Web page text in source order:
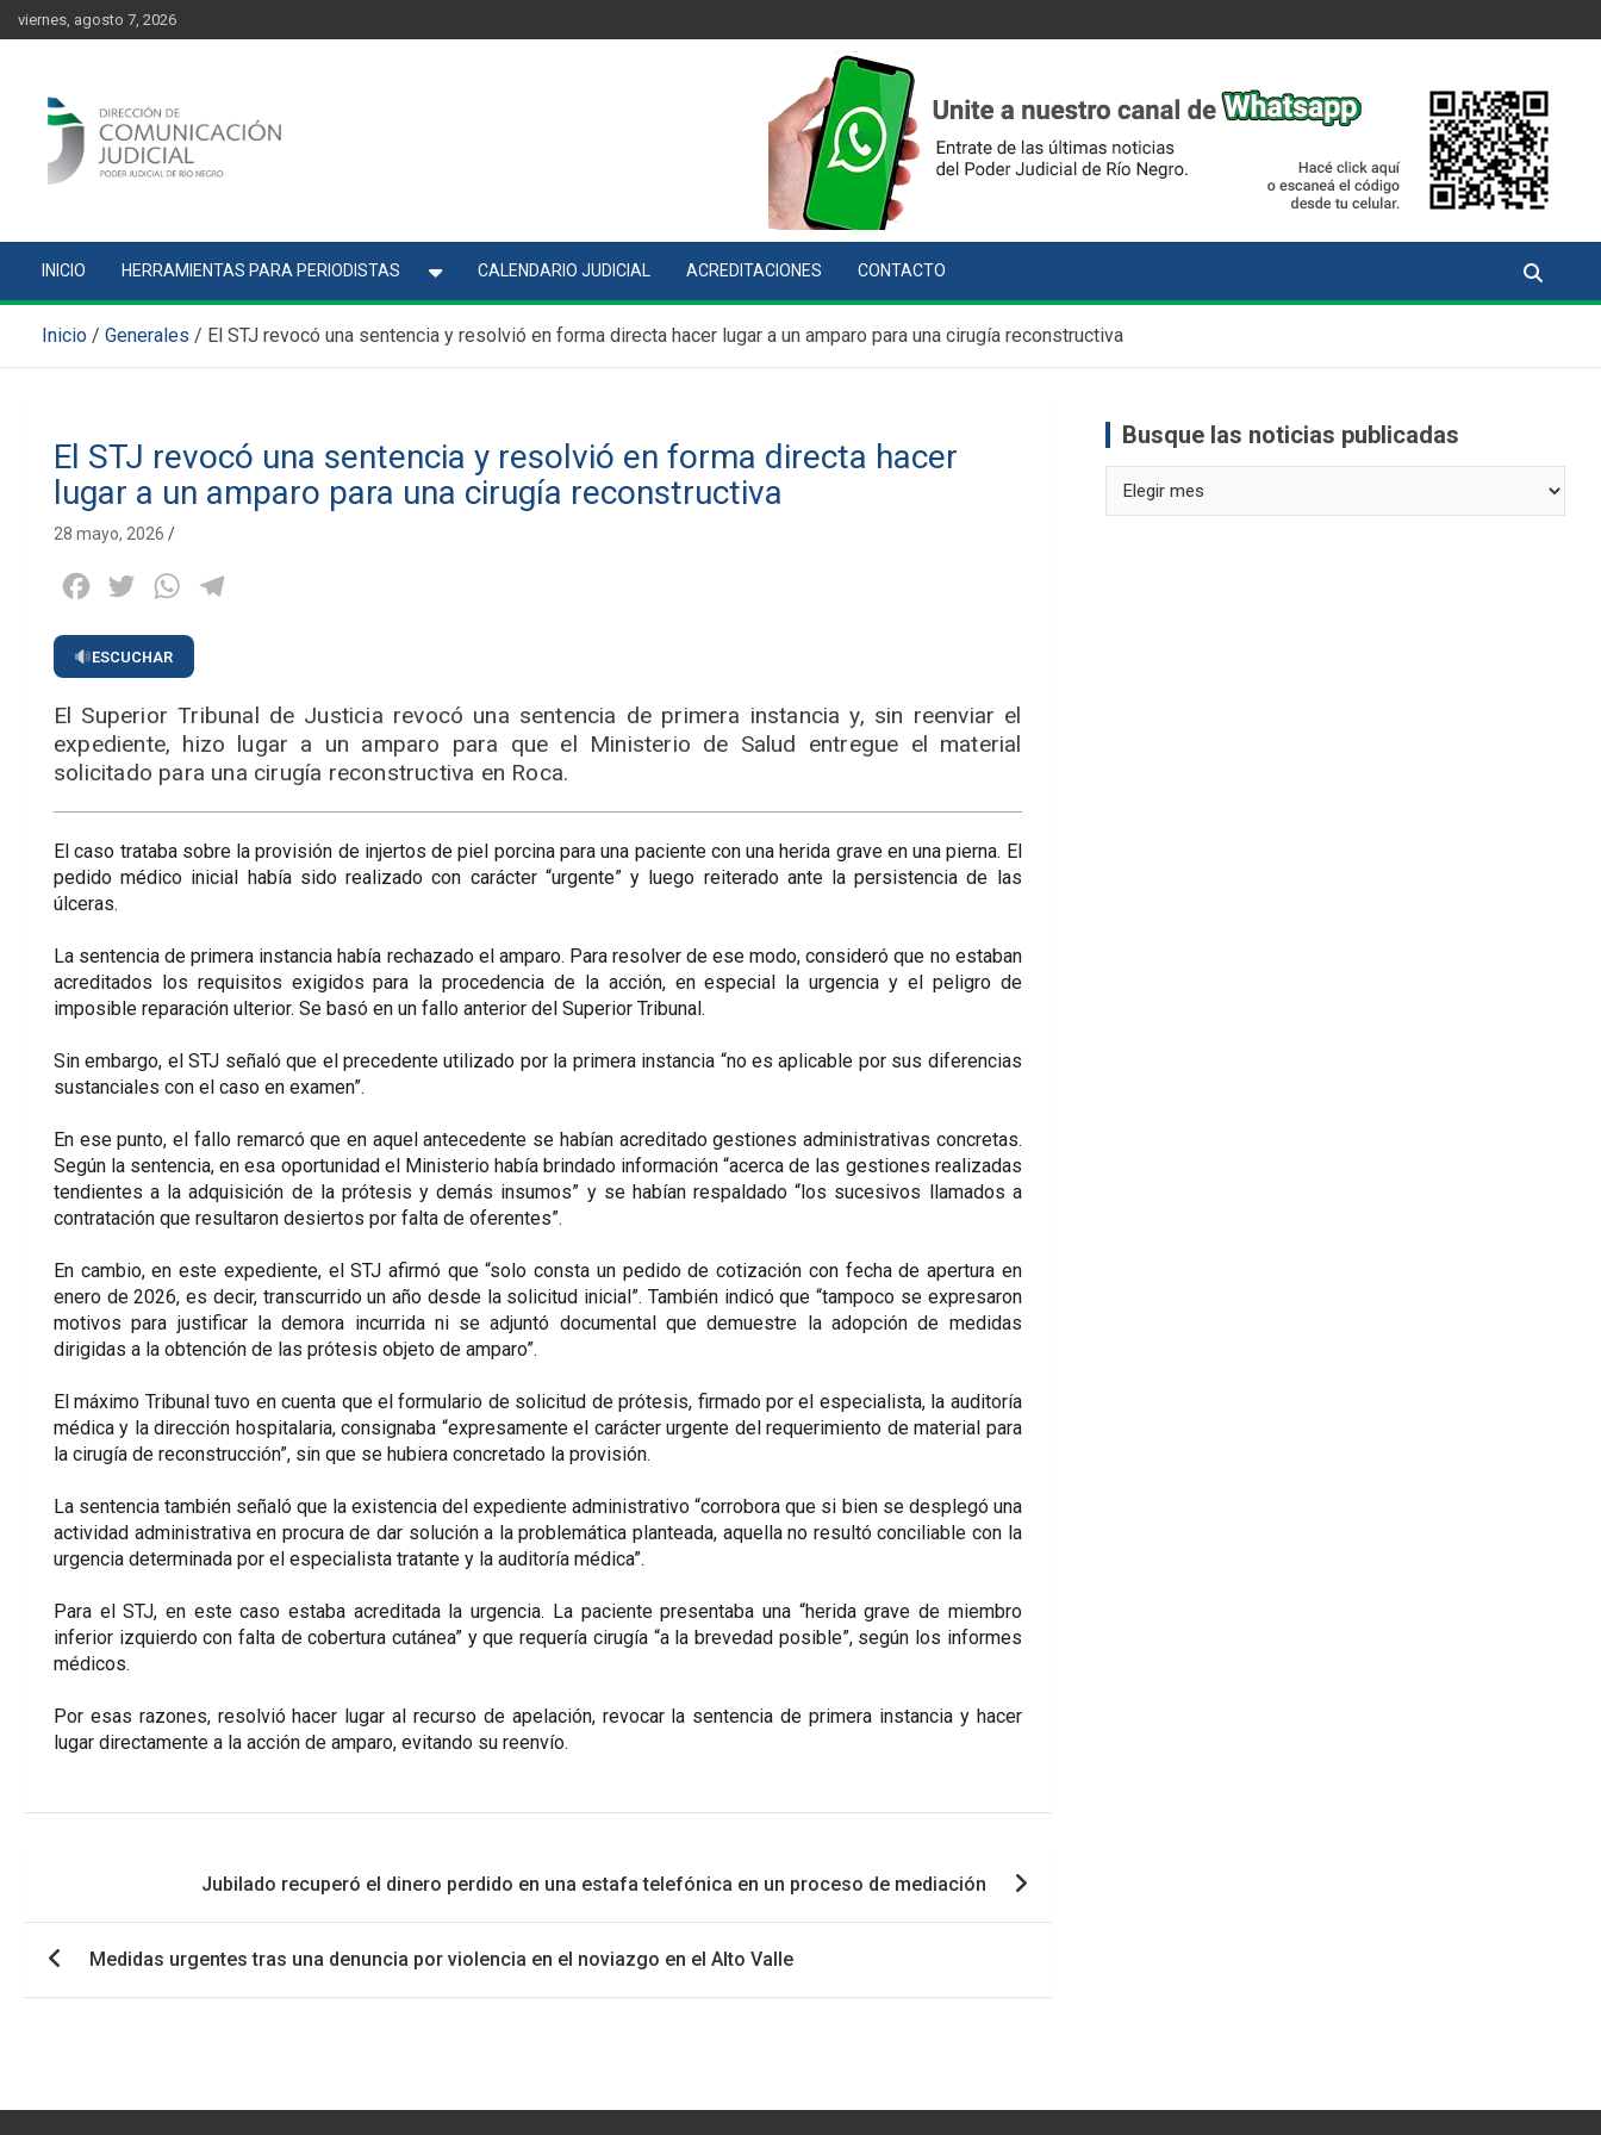
content
Skip
to
viernes, agosto 7, 2026
INICIO HERRAMIENTAS PARA PERIODISTAS CALENDARIO JUDICIAL ACREDITACIONES CONTACTO
Inicio Generales El STJ revocó una sentencia y resolvió en forma directa hacer lugar a un amparo para una cirugía reconstructiva
El STJ revocó una sentencia y resolvió en forma directa hacer
lugar a un amparo para una cirugía reconstructiva
28 mayo, 2026
Facebook
Twitter WhatsApp
ESCUCHAR
El Superior Tribunal de Justicia revocó una sentencia de primera instancia y, sin reenviar el
expediente, hizo lugar a un amparo para que el Ministerio de Salud entregue el material
solicitado para una cirugía reconstructiva en Roca.
El caso trataba sobre la provisión de injertos de piel porcina para una paciente con una herida grave en una pierna. El
pedido médico inicial había sido realizado con carácter “urgente” y luego reiterado ante la persistencia de las
úlceras.
La sentencia de primera instancia había rechazado el amparo. Para resolver de ese modo, consideró que no estaban
acreditados los requisitos exigidos para la procedencia de la acción, en especial la urgencia y el peligro de
imposible reparación ulterior. Se basó en un fallo anterior del Superior Tribunal.
Sin embargo, el STJ señaló que el precedente utilizado por la primera instancia “no es aplicable por sus diferencias
sustanciales con el caso en examen”.
En ese punto, el fallo remarcó que en aquel antecedente se habían acreditado gestiones administrativas concretas.
Según la sentencia, en esa oportunidad el Ministerio había brindado información “acerca de las gestiones realizadas
tendientes a la adquisición de la prótesis y demás insumos” y se habían respaldado “los sucesivos llamados a
contratación que resultaron desiertos por falta de oferentes”.
En cambio, en este expediente, el STJ afirmó que “solo consta un pedido de cotización con fecha de apertura en
enero de 2026, es decir, transcurrido un año desde la solicitud inicial”. También indicó que “tampoco se expresaron
motivos para justificar la demora incurrida ni se adjuntó documental que demuestre la adopción de medidas
dirigidas a la obtención de las prótesis objeto de amparo”.
El máximo Tribunal tuvo en cuenta que el formulario de solicitud de prótesis, firmado por el especialista, la auditoría
médica y la dirección hospitalaria, consignaba “expresamente el carácter urgente del requerimiento de material para
la cirugía de reconstrucción”, sin que se hubiera concretado la provisión.
La sentencia también señaló que la existencia del expediente administrativo “corrobora que si bien se desplegó una
actividad administrativa en procura de dar solución a la problemática planteada, aquella no resultó conciliable con la
urgencia determinada por el especialista tratante y la auditoría médica”.
Para el STJ, en este caso estaba acreditada la urgencia. La paciente presentaba una “herida grave de miembro
inferior izquierdo con falta de cobertura cutánea” y que requería cirugía “a la brevedad posible”, según los informes
médicos.
Por esas razones, resolvió hacer lugar al recurso de apelación, revocar la sentencia de primera instancia y hacer
lugar directamente a la acción de amparo, evitando su reenvío.
Navegación
entradas
Jubilado recuperó el dinero perdido en una estafa telefónica en un proceso de mediación
Medidas urgentes tras una denuncia por violencia en el noviazgo en el Alto Valle
Busque las noticias publicadas
las